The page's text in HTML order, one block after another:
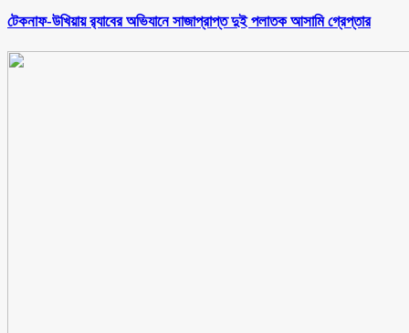
টেকনাফ-উখিয়ায় র‌্যাবের অভিযানে সাজাপ্রাপ্ত দুই পলাতক আসামি গ্রেপ্তার